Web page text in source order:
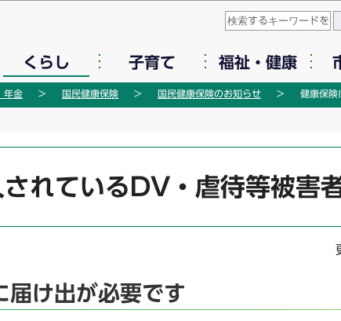
このページの本文へ移動
くらし 子育て 福祉・健康
年金 国民健康保険 国民健康保険のお知らせ 健康保険
れているDV・虐待等被害
届け出が必要です